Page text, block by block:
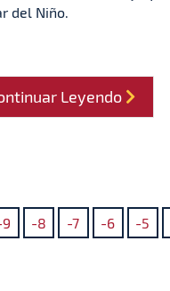
del Niño.
Leyendo
-8 -7 -6 -5